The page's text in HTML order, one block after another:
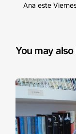
Ana este
You may also